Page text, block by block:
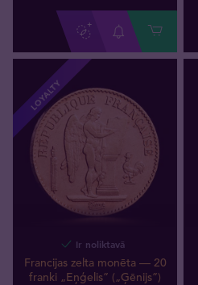
LOYALTY
Ir noliktavā
Francijas zelta monēta — 20
franki „Eņģelis” („Ģēnijs”)